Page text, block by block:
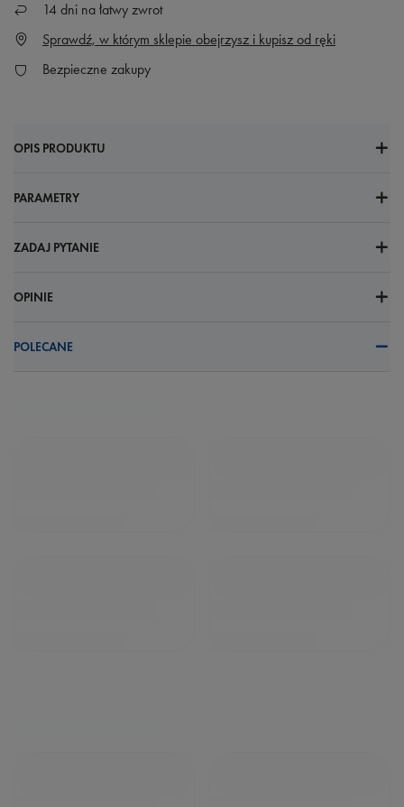
14 dni na łatwy zwrot
Sprawdź, w którym sklepie obejrzysz i kupisz od ręki
Bezpieczne zakupy
OPIS PRODUKTU
PARAMETRY
ZADAJ PYTANIE
OPINIE
POLECANE